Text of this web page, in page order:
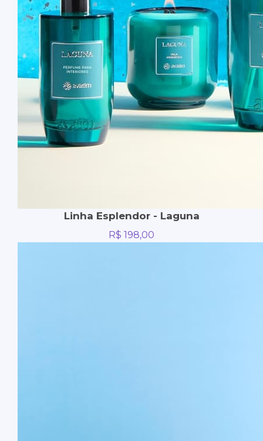
Linha Esplendor - Laguna
R$ 198,00